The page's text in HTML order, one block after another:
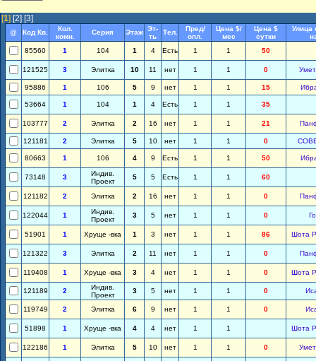
[1] [2] [3]
@ Код Кв.
Кол.
комн.
Серия Этаж Эт-
ть
Тел.
Пред/
опл.
Цена $/
мес
Цена $
сутки
Улица
85560
1 104 1 4 Есть 1 1 50
121525 3 Элитка 10 11 нет 1 1 0
95886 1 106 5 9 нет 1 1 15
53664 1 104 1 4 Есть 1 1 35
103777 2 Элитка 2 16 нет 1 1 21
121181 2 Элитка 5 10 нет 1 1 0
80663 1 106 4 9 Есть 1 1 50
73148 3
Индив.
Проект
5 5 Есть 1 1 60
121182 2 Элитка 2 16 нет 1 1 0
122044 1
Индив.
Проект
3 5 нет 1 1 0
51901 1 Хруще -вка 1 3 нет 1 1 86 Шота
121322 3 Элитка 2 11 нет 1 1 0
119408 1 Хруще -вка 3 4 нет 1 1 0 Шота
121189 2
Индив.
Проект
3 5 нет 1 1 0
119749 2 Элитка 6 9 нет 1 1 0
51898 1 Хруще -вка 4 4 нет 1 1 Шота
122186 1 Элитка 5 10 нет 1 1 0